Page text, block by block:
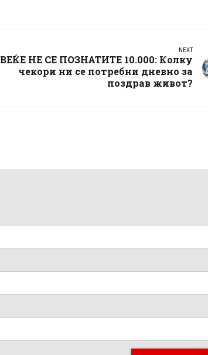
NEXT
ВЕЌЕ НЕ СЕ ПОЗНАТИТЕ 10.000: Колку
чекори ни се потребни дневно за
поздрав живот?